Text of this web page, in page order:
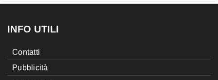
INFO UTILI
Contatti
Pubblicità